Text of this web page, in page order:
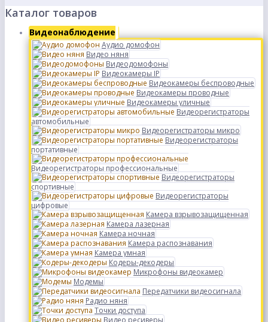
Каталог товаров
Видеонаблюдение
Аудио домофон
Видео няня
Видеодомофоны
Видеокамеры IP
Видеокамеры беспроводные
Видеокамеры проводные
Видеокамеры уличные
Видеорегистраторы
автомобильные
Видеорегистраторы микро
Видеорегистраторы
портативные
Видеорегистраторы профессиональные
Видеорегистраторы
спортивные
Видеорегистраторы
цифровые
Камера взрывозащищенная
Камера лазерная
Камера ночная
Камера распознавания
Камера умная
Кодеры-декодеры
Микрофоны видеокамер
Модемы
Передатчики видеосигнала
Радио няня
Точки доступа
Видео ресиверы